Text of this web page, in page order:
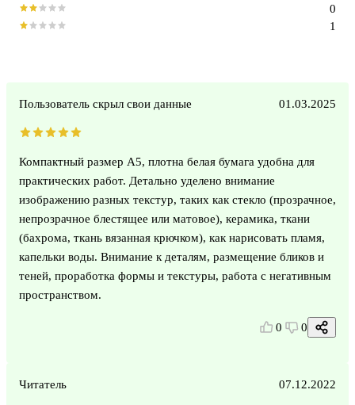
1
0
Пользователь скрыл свои данные 01.03.2025
Компактный размер А5, плотна белая бумага удобна для
практических работ. Детально уделено внимание
изображению разных текстур, таких как стекло (прозрачное,
непрозрачное блестящее или матовое), керамика, ткани
(бахрома, ткань вязанная крючком), как нарисовать пламя,
капельки воды. Внимание к деталям, размещение бликов и
теней, проработка формы и текстуры, работа с негативным
пространством.
0 0
Читатель 07.12.2022